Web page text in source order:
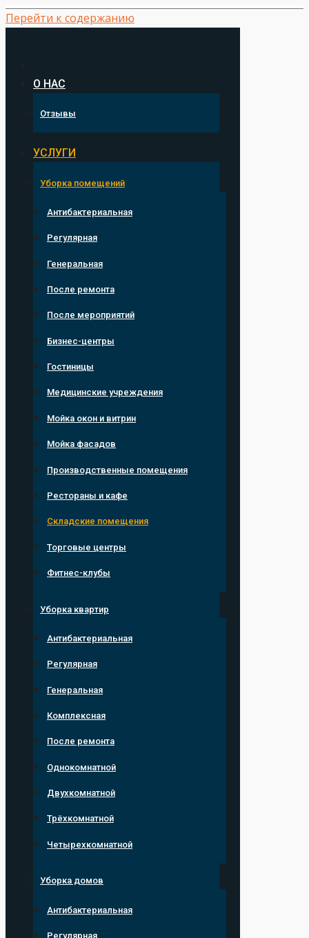
Перейти к содержанию
О НАС
Отзывы
УСЛУГИ
Уборка помещений
Антибактериальная
Регулярная
Генеральная
После ремонта
После мероприятий
Бизнес-центры
Гостиницы
Медицинские учреждения
Мойка окон и витрин
Мойка фасадов
Производственные помещения
Рестораны и кафе
Складские помещения
Торговые центры
Фитнес-клубы
Уборка квартир
Антибактериальная
Регулярная
Генеральная
Комплексная
После ремонта
Однокомнатной
Двухкомнатной
Трёхкомнатной
Четырехкомнатной
Уборка домов
Антибактериальная
Регулярная